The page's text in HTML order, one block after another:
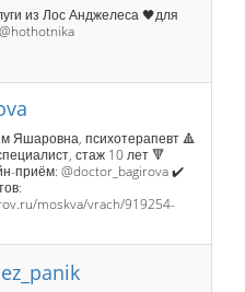
из Лос Анджелеса 🖤для
Яшаровна, психотерапевт 🔺️
стаж 10 лет 🔻
приём: @doctor_bagirova ✔️
moskva/vrach/919254-